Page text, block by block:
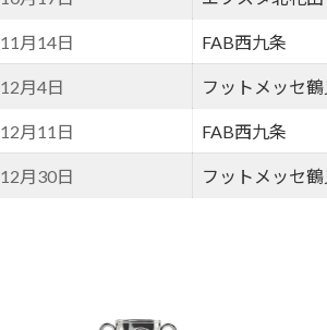
11月14日 FAB西九条
12月4日 フットメッセ
12月11日 FAB西九条
12月30日 フットメッセ